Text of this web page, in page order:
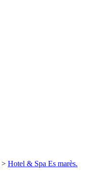
> Hotel & Spa Es marès.